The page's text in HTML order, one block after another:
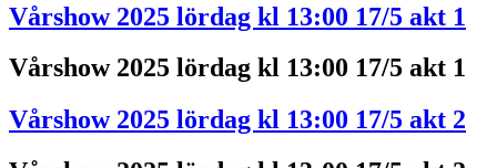
Vårshow 2025 lördag kl 13:00 17/5 akt 1
Vårshow 2025 lördag kl 13:00 17/5 akt 1
Vårshow 2025 lördag kl 13:00 17/5 akt 2